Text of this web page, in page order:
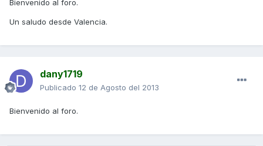
Bienvenido al foro.
Un saludo desde Valencia.
dany1719
Publicado 12 de Agosto del 2013
Bienvenido al foro.